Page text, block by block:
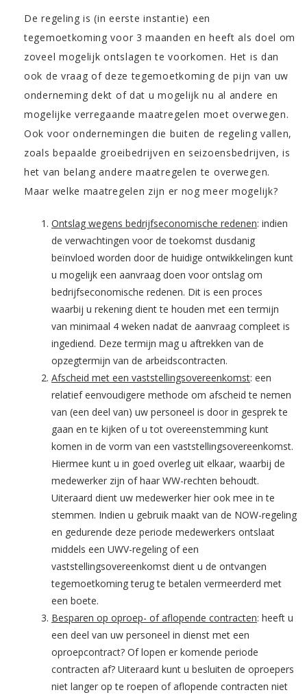
De regeling is (in eerste instantie) een
tegemoetkoming voor 3 maanden en heeft als doel om
zoveel mogelijk ontslagen te voorkomen. Het is dan
ook de vraag of deze tegemoetkoming de pijn van uw
onderneming dekt of dat u mogelijk nu al andere en
mogelijke verregaande maatregelen moet overwegen.
Ook voor ondernemingen die buiten de regeling vallen,
zoals bepaalde groeibedrijven en seizoensbedrijven, is
het van belang andere maatregelen te overwegen.
Maar welke maatregelen zijn er nog meer mogelijk?
Ontslag wegens bedrijfseconomische redenen: indien
de verwachtingen voor de toekomst dusdanig
beïnvloed worden door de huidige ontwikkelingen kunt
u mogelijk een aanvraag doen voor ontslag om
bedrijfseconomische redenen. Dit is een proces
waarbij u rekening dient te houden met een termijn
van minimaal 4 weken nadat de aanvraag compleet is
ingediend. Deze termijn mag u aftrekken van de
opzegtermijn van de arbeidscontracten.
Afscheid met een vaststellingsovereenkomst: een
relatief eenvoudigere methode om afscheid te nemen
van (een deel van) uw personeel is door in gesprek te
gaan en te kijken of u tot overeenstemming kunt
komen in de vorm van een vaststellingsovereenkomst.
Hiermee kunt u in goed overleg uit elkaar, waarbij de
medewerker zijn of haar WW-rechten behoudt.
Uiteraard dient uw medewerker hier ook mee in te
stemmen. Indien u gebruik maakt van de NOW-regeling
en gedurende deze periode medewerkers ontslaat
middels een UWV-regeling of een
vaststellingsovereenkomst dient u de ontvangen
tegemoetkoming terug te betalen vermeerderd met
een boete.
Besparen op oproep- of aflopende contracten: heeft u
een deel van uw personeel in dienst met een
oproepcontract? Of lopen er komende periode
contracten af? Uiteraard kunt u besluiten de oproepers
niet langer op te roepen of aflopende contracten niet